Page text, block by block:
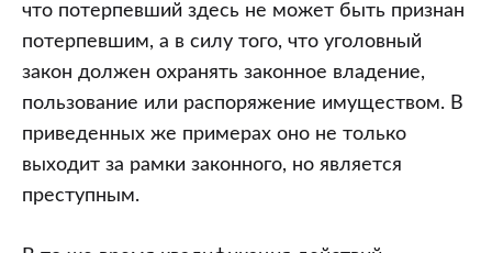
что потерпевший здесь не может быть признан
потерпевшим, а в силу того, что уголовный
закон должен охранять законное владение,
пользование или распоряжение имуществом. В
приведенных же примерах оно не только
выходит за рамки законного, но является
преступным.